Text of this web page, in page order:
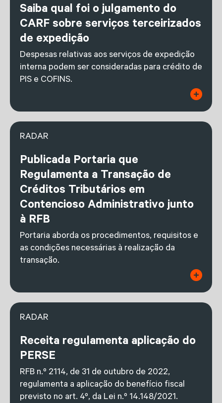
Saiba qual foi o julgamento do
CARF sobre serviços terceirizados
de expedição
Despesas relativas aos serviços de expedição
interna podem ser consideradas para crédito de
PIS e COFINS.
RADAR
Publicada Portaria que
Regulamenta a Transação de
Créditos Tributários em
Contencioso Administrativo junto
à RFB
Portaria aborda os procedimentos, requisitos e
as condições necessárias à realização da
transação.
RADAR
Receita regulamenta aplicação do
PERSE
RFB n.º 2114, de 31 de outubro de 2022,
regulamenta a aplicação do benefício fiscal
previsto no art. 4º, da Lei n.º 14.148/2021.